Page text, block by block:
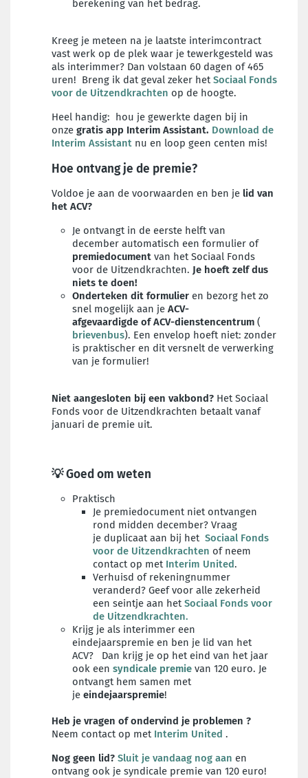
berekening van het bedrag.
Kreeg je meteen na je laatste interimcontract
vast werk op de plek waar je tewerkgesteld was
als interimmer? Dan volstaan 60 dagen of 465
uren! Breng ik dat geval zeker het Sociaal Fonds
voor de Uitzendkrachten op de hoogte.
Heel handig: hou je gewerkte dagen bij in
onze gratis app Interim Assistant. Download de
Interim Assistant nu en loop geen centen mis!
Hoe ontvang je de premie?
Voldoe je aan de voorwaarden en ben je lid van
het ACV?
Je ontvangt in de eerste helft van
december automatisch een formulier of
premiedocument van het Sociaal Fonds
voor de Uitzendkrachten. Je hoeft zelf dus
niets te doen!
Onderteken dit formulier en bezorg het zo
snel mogelijk aan je ACV-
afgevaardigde ofACV-dienstencentrum (
brievenbus). Een envelop hoeft niet: zonder
is praktischer en dit versnelt de verwerking
van je formulier!
Niet aangesloten bij een vakbond? Het Sociaal
Fonds voor de Uitzendkrachten betaalt vanaf
januari de premie uit.
💡 Goed om weten
Praktisch
Je premiedocument niet ontvangen
rond midden december? Vraag
je duplicaat aan bij het Sociaal Fonds
voor de Uitzendkrachten of neem
contact op met Interim United.
Verhuisd of rekeningnummer
veranderd? Geef voor alle zekerheid
een seintje aan het Sociaal Fonds voor
de Uitzendkrachten.
Krijg je als interimmer een
eindejaarspremie en ben je lid van het
ACV? Dan krijg je op het eind van het jaar
ook een syndicale premie van 120 euro. Je
ontvangt hem samen met
je eindejaarspremie!
Heb je vragen of ondervind je problemen ?
Neem contact op met Interim United .
Nog geen lid? Sluit je vandaag nog aan en
ontvang ook je syndicale premie van 120 euro!